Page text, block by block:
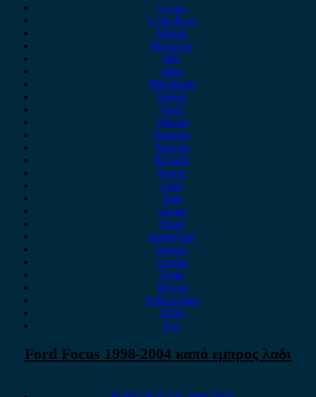
Lexus
Lynk & co
Mazda
Mercedes
MG
Mini
Mitsubishi
Nissan
Opel
Omoda
Peugeot
Porsche
Renault
Rover
Saab
Seat
Skoda
Smart
ssangyong
Subaru
Suzuki
Tesla
Toyota
Volkswagen
Volvo
Xev
Ford Focus 1998-2004 καπό εμπρος λαδι